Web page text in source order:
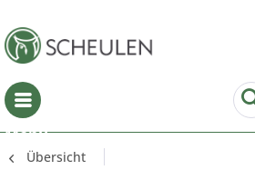
Menü
Übersicht